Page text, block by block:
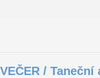
/ Taneční